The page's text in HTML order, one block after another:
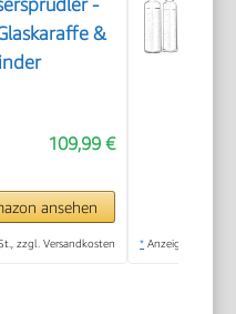
-
&
109,99 €
ansehen
zzgl. Versandkosten * Anzeige